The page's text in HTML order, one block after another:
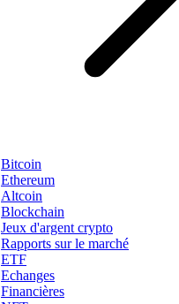
Bitcoin
Ethereum
Altcoin
Blockchain
Jeux d'argent crypto
Rapports sur le marché
ETF
Echanges
Financières